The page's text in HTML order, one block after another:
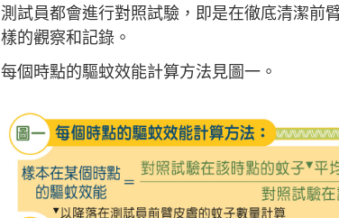
測試員都會進行對照試驗，即是在徹底清潔前
樣的觀察和記錄。
每個時點的驅蚊效能計算方法見圖一。